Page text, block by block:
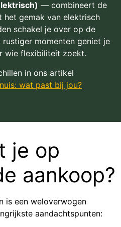
— combineert de
het gemak van elektrisch
schakel je over op de
momenten geniet je
wie flexibiliteit zoekt.
in ons artikel
wat past bij jou?
je op
aankoop?
is een weloverwogen
aandachtspunten: